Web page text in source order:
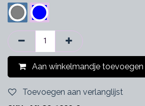
Aan winkelmandje toevoegen
Toevoegen aan verlanglijst